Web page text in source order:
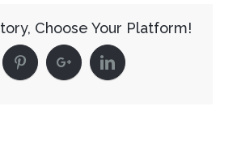
Choose Your Platform!